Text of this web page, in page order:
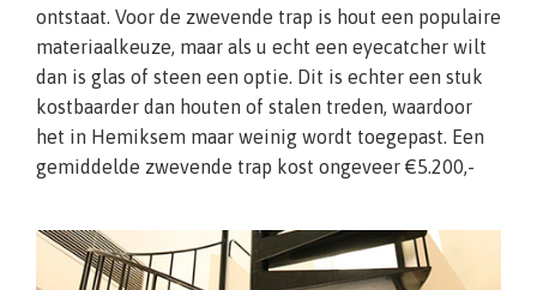
ontstaat. Voor de zwevende trap is hout een populaire
materiaalkeuze, maar als u echt een eyecatcher wilt
dan is glas of steen een optie. Dit is echter een stuk
kostbaarder dan houten of stalen treden, waardoor
het in Hemiksem maar weinig wordt toegepast. Een
gemiddelde zwevende trap kost ongeveer €5.200,-